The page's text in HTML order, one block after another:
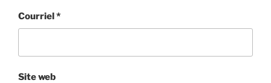
Courriel*
Site web